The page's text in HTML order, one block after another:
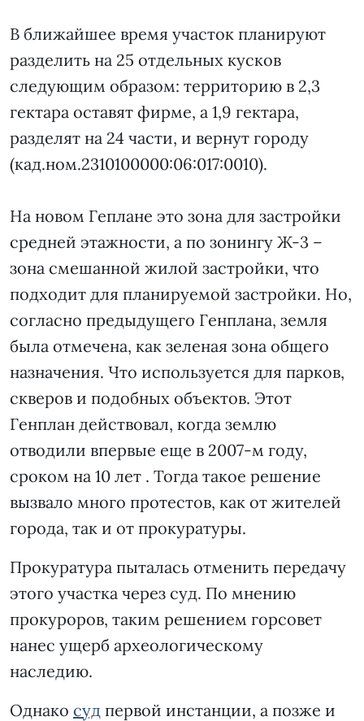
В ближайшее время участок планируют
разделить на 25 отдельных кусков
следующим образом: территорию в 2,3
гектара оставят фирме, а 1,9 гектара,
разделят на 24 части, и вернут городу
(кад.ном.2310100000:06:017:0010).
На новом Геплане это зона для застройки
средней этажности, а по зонингу Ж-3 –
зона смешанной жилой застройки, что
подходит для планируемой застройки. Но,
согласно предыдущего Генплана, земля
была отмечена, как зеленая зона общего
назначения. Что используется для парков,
скверов и подобных объектов. Этот
Генплан действовал, когда землю
отводили впервые еще в 2007-м году,
сроком на 10 лет . Тогда такое решение
вызвало много протестов, как от жителей
города, так и от прокуратуры.
Прокуратура пыталась отменить передачу
этого участка через суд. По мнению
прокуроров, таким решением горсовет
нанес ущерб археологическому
наследию.
Однако суд первой инстанции, а позже и